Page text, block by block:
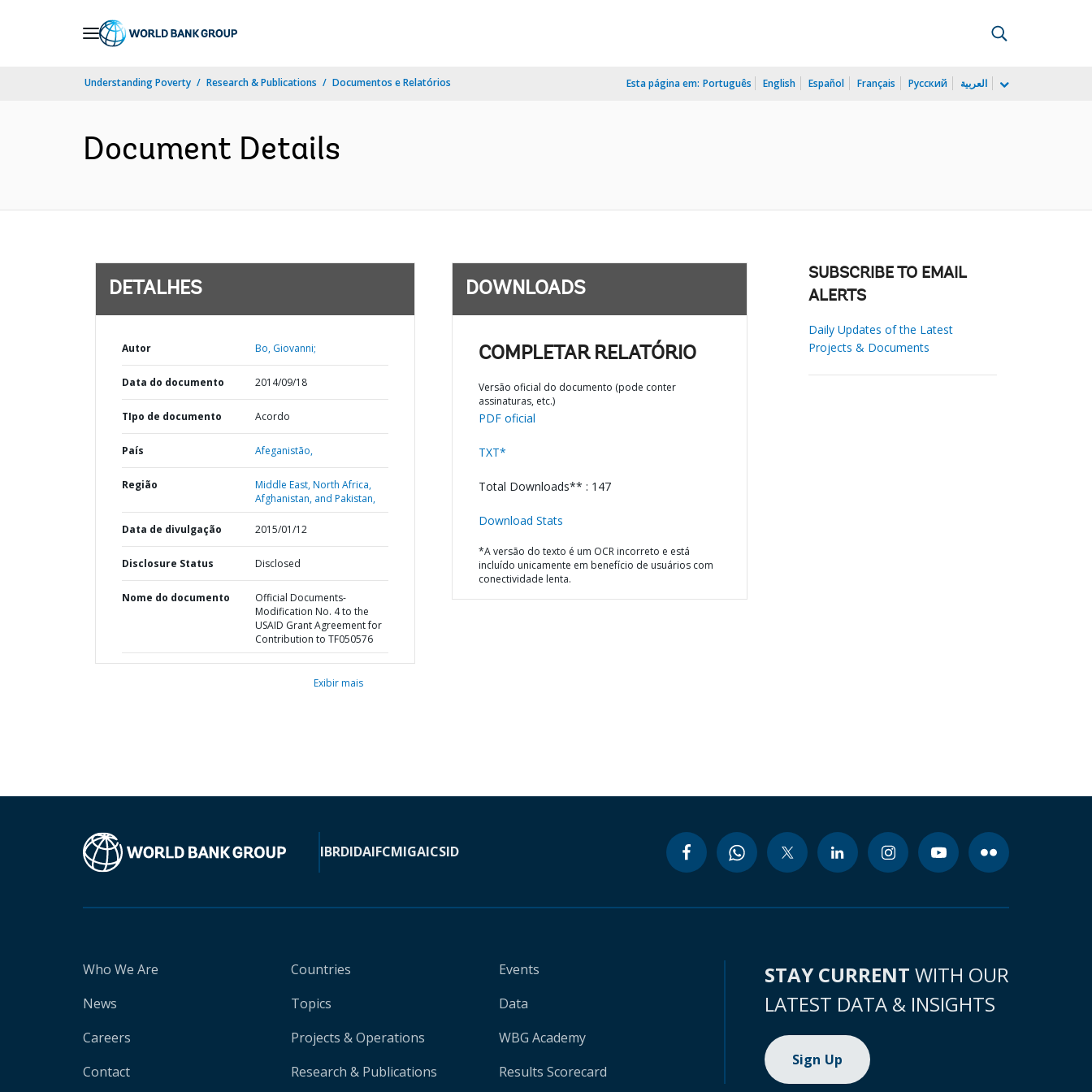
Understanding Poverty Research & Publications Documentos e Relatórios Esta página em: Português English Español Français Русский العربية
Document Details
DETALHES
Autor Bo, Giovanni;
Data do documento 2014/09/18
TIpo de documento Acordo
País Afeganistão,
Região
Middle East, North Africa,
Afghanistan, and Pakistan,
Data de divulgação 2015/01/12
Disclosure Status Disclosed
Nome do documento
Official Documents-
Modification No. 4 to the
USAID Grant Agreement for
Contribution to TF050576
Exibir mais
DOWNLOADS
COMPLETAR RELATÓRIO
Versão oficial do documento (pode conter
assinaturas, etc.)
PDF oficial
TXT*
Total Downloads** : 147
Download Stats
*A versão do texto é um OCR incorreto e está
incluído unicamente em benefício de usuários com
conectividade lenta.
SUBSCRIBE TO EMAIL
ALERTS
Daily Updates of the Latest
Projects & Documents
IBRDIDAIFCMIGAICSID
Who We Are
News
Careers
Contact
Countries
Topics
Projects & Operations
Research & Publications
Events
Data
WBG Academy
Results Scorecard
STAY CURRENT WITH OUR
LATEST DATA & INSIGHTS
Sign Up